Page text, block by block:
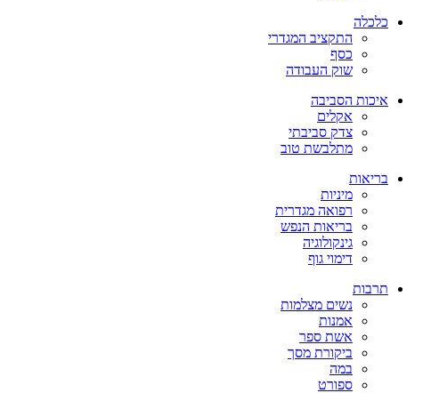
כלכלה
התקציב המגדרי
כסף
שוק העבודה
איכות הסביבה
אקלים
צדק סביבתי
מתלבשת טוב
בריאות
מיניות
רפואה מגדרית
בריאות הנפש
גינקולוגיה
דימוי גוף
תרבות
נשים מצלמות
אמנות
אשת ספר
ביקורת מסך
במה
ספורט